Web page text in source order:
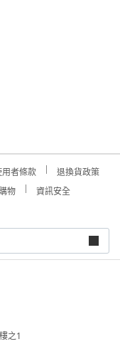
者條款
退換貨政策
物
資訊安全
之1